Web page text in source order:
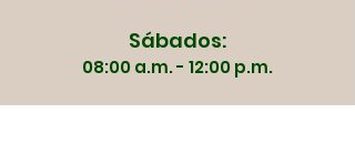
Sábados:
08:00 a.m. - 12:00 p.m.